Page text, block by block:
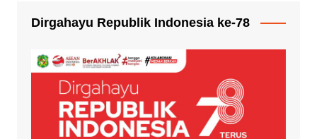
Dirgahayu Republik Indonesia ke-78